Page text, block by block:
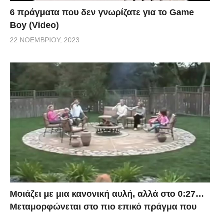
6 πράγματα που δεν γνωρίζατε για το Game
Boy (Video)
22 ΝΟΕΜΒΡΊΟΥ, 2023
Μοιάζει με μια κανονική αυλή, αλλά στο 0:27…
Μεταμορφώνεται στο πιο επικό πράγμα που